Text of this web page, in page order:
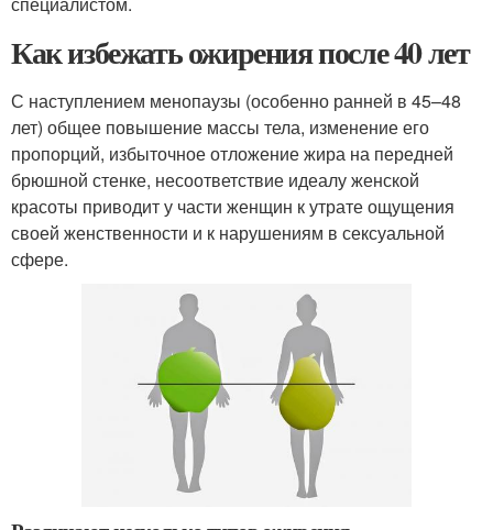
Как избежать ожирения после 40 лет
С наступлением менопаузы (особенно ранней в 45–48
лет) общее повышение массы тела, изменение его
пропорций, избыточное отложение жира на передней
брюшной стенке, несоответствие идеалу женской
красоты приводит у части женщин к утрате ощущения
своей женственности и к нарушениям в сексуальной
сфере.